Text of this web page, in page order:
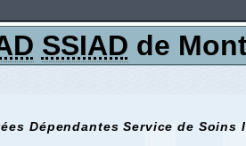
SSIAD de
Dépendantes Service de Soins